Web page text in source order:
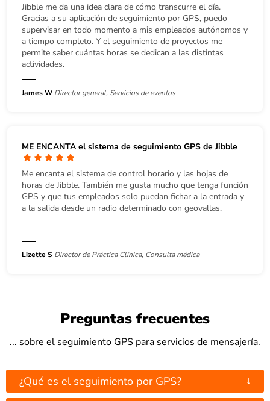
Jibble me da una idea clara de cómo transcurre el día.
Gracias a su aplicación de seguimiento por GPS, puedo
supervisar en todo momento a mis empleados autónomos y
a tiempo completo. Y el seguimiento de proyectos me
permite saber cuántas horas se dedican a las distintas
actividades.
James W Director general, Servicios de eventos
ME ENCANTA el sistema de seguimiento GPS de Jibble
Me encanta el sistema de control horario y las hojas de
horas de Jibble. También me gusta mucho que tenga función
GPS y que tus empleados solo puedan fichar a la entrada y
a la salida desde un radio determinado con geovallas.
Lizette S Director de Práctica Clínica, Consulta médica
Preguntas frecuentes
... sobre el seguimiento GPS para servicios de mensajería.
¿Qué es el seguimiento por GPS? ↓